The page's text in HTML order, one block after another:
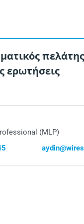
πελάτης
ερωτήσεις
(MLP)